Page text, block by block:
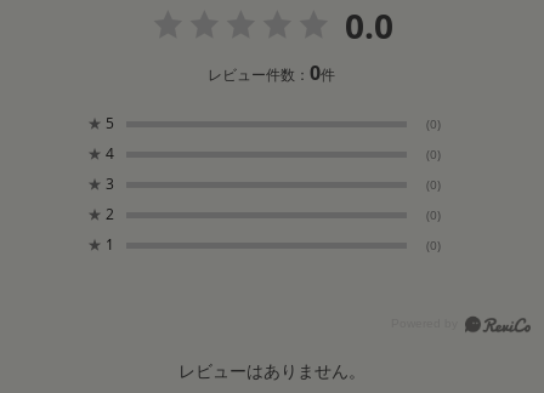
0.0
レビュー件数：0件
★ 5 (0)
★ 4 (0)
★ 3 (0)
★ 2 (0)
★ 1 (0)
レビューはありません。